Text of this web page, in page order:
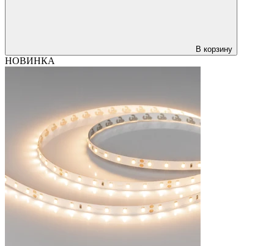
В корзину
НОВИНКА